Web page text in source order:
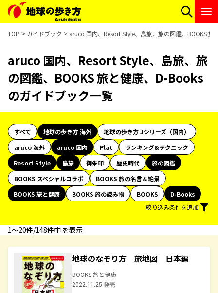
TOP ガイドブック aruco 国内、Resort Style、島旅、旅の図鑑、BOOKS
aruco 国内、Resort Style、島旅、旅
の図鑑、BOOKS 旅と健康、D-Books
のガイドブック一覧
すべて 地球の歩き方 海外
地球の歩き方 Jシリーズ（国内）
aruco 海外
aruco 国内 Plat
ランキング&テクニック
Resort Style
島旅 御朱印 歴史時代
旅の図鑑
BOOKS スペシャルコラボ
BOOKS 旅の名言＆絶景
BOOKS 旅と健康
BOOKS 旅の読み物 BOOKS
D-Books
絞り込み条件を追加
1〜20件/148件中 を表示
地球のなぞり方 旅地図 日本編
BOOKS 旅と健康
2022.11.25 発売